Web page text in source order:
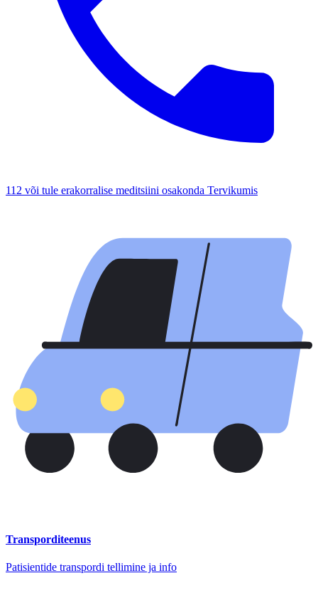
112 või tule erakorralise meditsiini osakonda Tervikumis
Transporditeenus
Patisientide transpordi tellimine ja info